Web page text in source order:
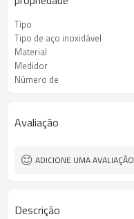
Tipo
Tipo de aço inoxidável
Material
Medidor
Número de
Avaliação
ADICIONE UMA AVALIAÇÃO
Descrição